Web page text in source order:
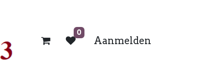
0
Aanmelden